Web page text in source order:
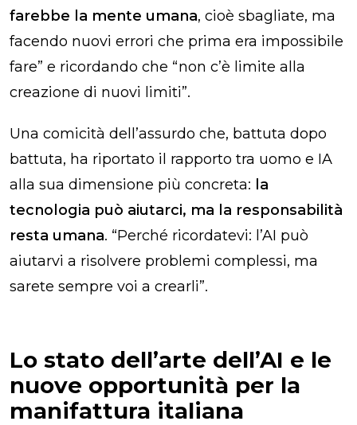
farebbe la mente umana, cioè sbagliate, ma
facendo nuovi errori che prima era impossibile
fare” e ricordando che “non c’è limite alla
creazione di nuovi limiti”.
Una comicità dell’assurdo che, battuta dopo
battuta, ha riportato il rapporto tra uomo e IA
alla sua dimensione più concreta: la
tecnologia può aiutarci, ma la responsabilità
resta umana. “Perché ricordatevi: l’AI può
aiutarvi a risolvere problemi complessi, ma
sarete sempre voi a crearli”.
Lo stato dell’arte dell’AI e le
nuove opportunità per la
manifattura italiana